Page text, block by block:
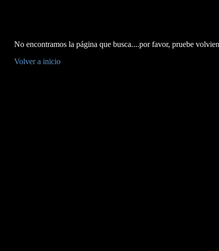
No encontramos la página que busca....por favor, pruebe
Volver a inicio